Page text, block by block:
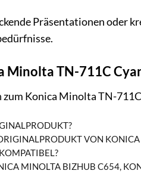
Präsentationen oder
Minolta TN-711C
Konica Minolta TN-
VON
MINOLTA BIZHUB C654,